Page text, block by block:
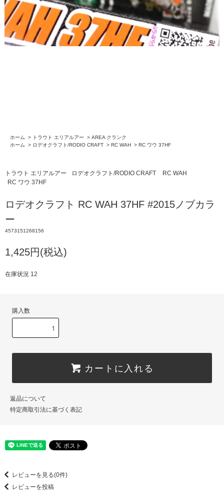
ホーム > トラウト エリアルアー > AREA クランク
ホーム
> ロデオクラフト/RODIO CRAFT > RC WAH > RC ワウ 37HF
トラウト エリアルアー ロデオクラフト/RODIO CRAFT
RC WAH
RC ワウ 37HF
ロデオクラフト RC WAH 37HF #2015ノブカラ
ー
4573151268156
1,425円(税込)
在庫状況 12
購入数
カートに入れる
返品について
特定商取引法に基づく表記
レビューを見る(0件)
レビューを投稿